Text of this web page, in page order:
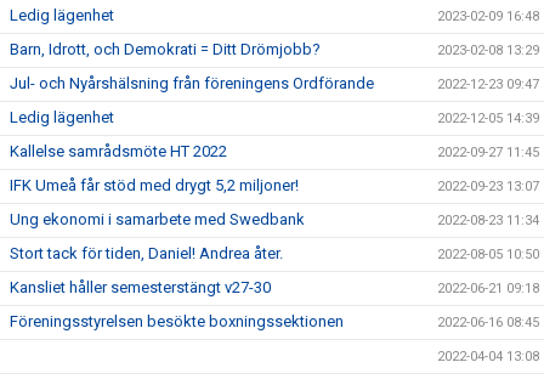
Ledig lägenhet 2023-02-09 16:48
Barn, Idrott, och Demokrati = Ditt Drömjobb? 2023-02-08 13:29
Jul- och Nyårshälsning från föreningens Ordförande 2022-12-23 09:47
Ledig lägenhet 2022-12-05 14:39
Kallelse samrådsmöte HT 2022 2022-09-27 11:45
IFK Umeå får stöd med drygt 5,2 miljoner! 2022-09-23 13:07
Ung ekonomi i samarbete med Swedbank 2022-08-23 11:34
Stort tack för tiden, Daniel! Andrea åter. 2022-08-05 10:50
Kansliet håller semesterstängt v27-30 2022-06-21 09:18
Föreningsstyrelsen besökte boxningssektionen 2022-06-16 08:45
2022-04-04 13:08